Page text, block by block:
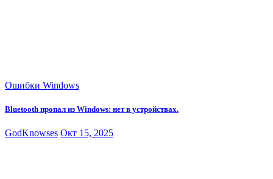
Ошибки Windows
Bluetooth пропал из Windows: нет в устройствах.
GodKnowses Окт 15, 2025